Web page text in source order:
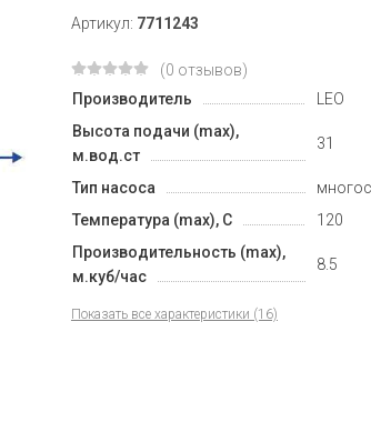
Артикул: 7711243
(0 отзывов)
Производитель
LEO
Высота подачи (max),
м.вод.ст
31
Тип насоса
Температура (max), С
120
Производительность (max),
м.куб/час
8.5
Показать все характеристики (16)